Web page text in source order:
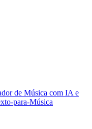
de Música com IA e
para-Música